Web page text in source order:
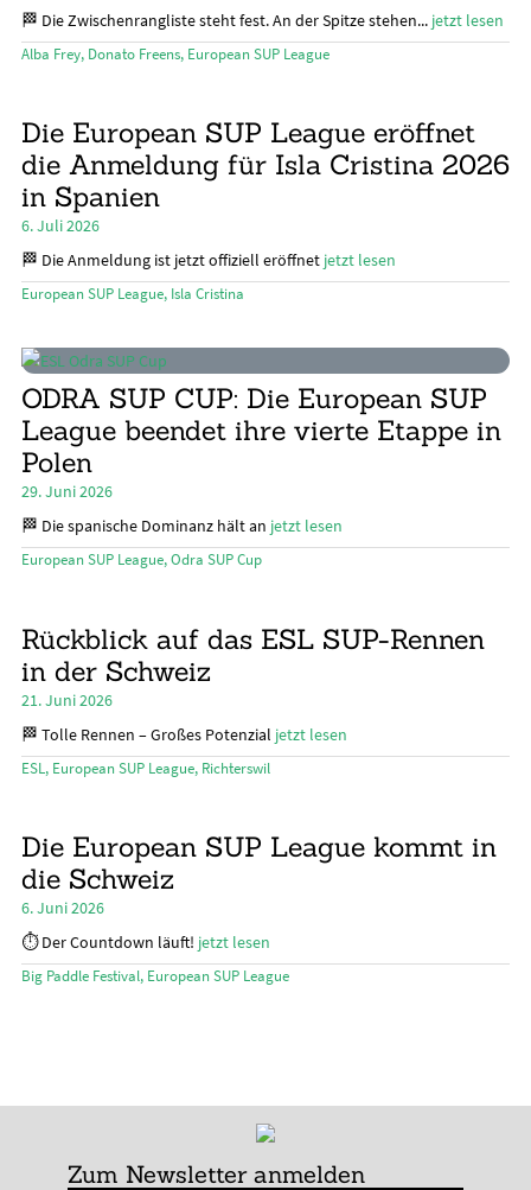
Zum Newsletter anmelden
🏁 Die Zwischenrangliste steht fest. An der Spitze stehen... jetzt lesen
Alba Frey, Donato Freens, European SUP League
Die European SUP League eröffnet
die Anmeldung für Isla Cristina 2026
in Spanien
6. Juli 2026
🏁 Die Anmeldung ist jetzt offiziell eröffnet jetzt lesen
European SUP League, Isla Cristina
ODRA SUP CUP: Die European SUP
League beendet ihre vierte Etappe in
Polen
29. Juni 2026
🏁 Die spanische Dominanz hält an jetzt lesen
European SUP League, Odra SUP Cup
Rückblick auf das ESL SUP-Rennen
in der Schweiz
21. Juni 2026
🏁 Tolle Rennen – Großes Potenzial jetzt lesen
ESL , European SUP League, Richterswil
Die European SUP League kommt in
die Schweiz
6. Juni 2026
⏱️ Der Countdown läuft! jetzt lesen
Big Paddle Festival, European SUP League